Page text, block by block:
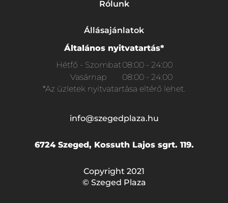
Rólunk
Állásajánlatok
Általános nyitvatartás*
Hétfő - Szombat08:00 - 24:00
Vasárnap
08:00 - 24:00
*Az üzletek nyitvatartása eltérő lehet.
info@szegedplaza.hu
6724 Szeged, Kossuth Lajos sgrt. 119.
Copyright 2021
© Szeged Plaza